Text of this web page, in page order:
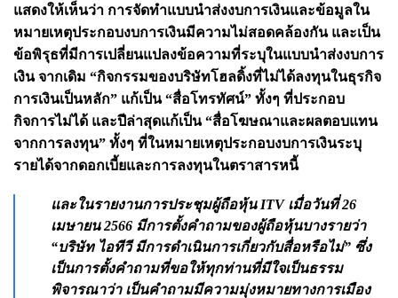
แสดงให้เห็นว่า การจัดทำแบบนำส่งงบการเงินและข้อมูลใน
หมายเหตุประกอบงบการเงินมีความไม่สอดคล้องกัน และเป็น
ข้อพิรุธที่มีการเปลี่ยนแปลงข้อความที่ระบุในแบบนำส่งงบการ
เงิน จากเดิม “กิจกรรมของบริษัทโฮลดิ้งที่ไม่ได้ลงทุนในธุรกิจ
การเงินเป็นหลัก” แก้เป็น “สื่อโทรทัศน์” ทั้งๆ ที่ประกอบ
กิจการไม่ได้ และปีล่าสุดแก้เป็น “สื่อโฆษณาและผลตอบแทน
จากการลงทุน” ทั้งๆ ที่ในหมายเหตุประกอบงบการเงินระบุ
รายได้จากดอกเบี้ยและการลงทุนในตราสารหนี้
และในรายงานการประชุมผู้ถือหุ้น ITV เมื่อวันที่ 26
เมษายน 2566 มีการตั้งคำถามของผู้ถือหุ้นบางรายว่า
“บริษัท ไอทีวี มีการดำเนินการเกี่ยวกับสื่อหรือไม่” ซึ่ง
เป็นการตั้งคำถามที่ขอให้ทุกท่านที่มีใจเป็นธรรม
พิจารณาว่า เป็นคำถามมีความมุ่งหมายทางการเมือง